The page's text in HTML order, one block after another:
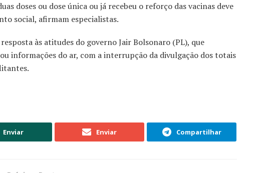
doses ou dose única ou já recebeu o reforço das vacinas deve
social, afirmam especialistas.
às atitudes do governo Jair Bolsonaro (PL), que
informações do ar, com a interrupção da divulgação dos totais
Enviar Enviar Compartilhar